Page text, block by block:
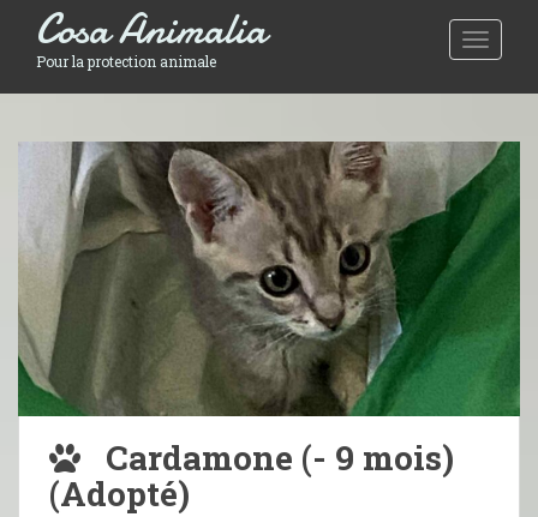
Toggle
Cosa Animalia
Pour la protection animale
Cardamone (- 9 mois)
(Adopté)